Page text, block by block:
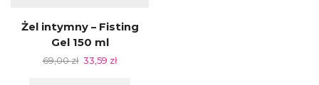
Żel intymny – Fisting
Gel 150 ml
69,00zł 33,59 zł